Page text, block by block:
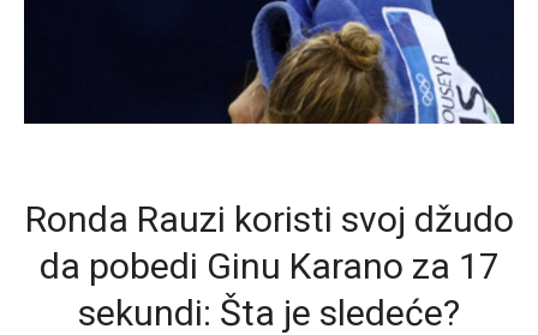
Ronda Rauzi koristi svoj džudo
da pobedi Ginu Karano za 17
sekundi: Šta je sledeće?